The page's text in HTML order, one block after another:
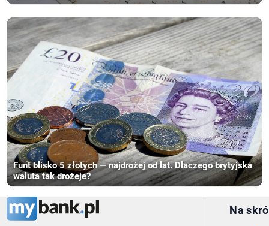
Funt blisko 5 złotych — najdrożej od lat. Dlaczego brytyjska
waluta tak drożeje?
Na